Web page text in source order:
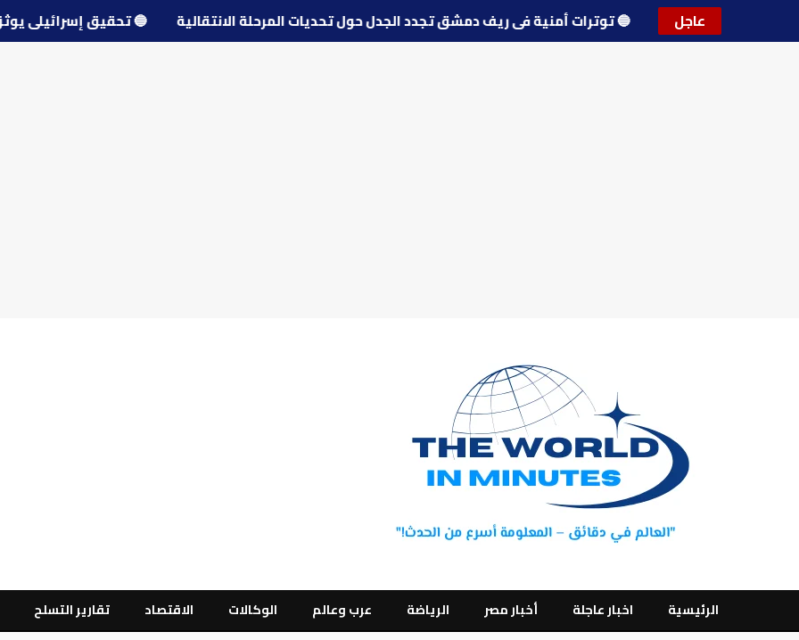
عاجل 🔵توترات أمنية في ريف دمشق تجدد الجدل حول تحديات المرحلة الانتقالية 🔵تحقيق
الرئيسية اخبار عاجلة أخبار مصر الرياضة عرب وعالم الوكالات الاقتصاد تقارير التسلح